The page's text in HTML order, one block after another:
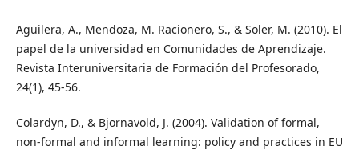
Aguilera, A., Mendoza, M. Racionero, S., & Soler, M. (2010). El
papel de la universidad en Comunidades de Aprendizaje.
Revista Interuniversitaria de Formación del Profesorado,
24(1), 45-56.
Colardyn, D., & Bjornavold, J. (2004). Validation of formal,
non-formal and informal learning: policy and practices in EU